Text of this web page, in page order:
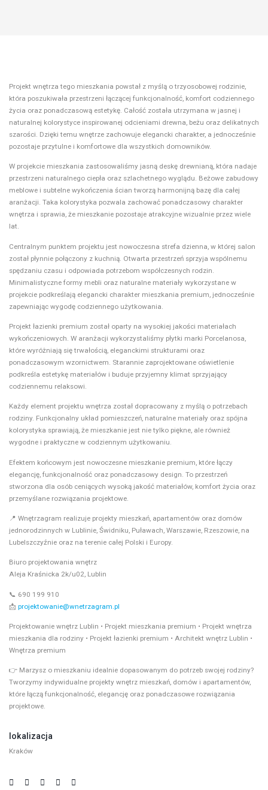
Projekt wnętrza tego mieszkania powstał z myślą o trzyosobowej rodzinie,
która poszukiwała przestrzeni łączącej funkcjonalność, komfort codziennego
życia oraz ponadczasową estetykę. Całość została utrzymana w jasnej i
naturalnej kolorystyce inspirowanej odcieniami drewna, beżu oraz delikatnych
szarości. Dzięki temu wnętrze zachowuje elegancki charakter, a jednocześnie
pozostaje przytulne i komfortowe dla wszystkich domowników.
W projekcie mieszkania zastosowaliśmy jasną deskę drewnianą, która nadaje
przestrzeni naturalnego ciepła oraz szlachetnego wyglądu. Beżowe zabudowy
meblowe i subtelne wykończenia ścian tworzą harmonijną bazę dla całej
aranżacji. Taka kolorystyka pozwala zachować ponadczasowy charakter
wnętrza i sprawia, że mieszkanie pozostaje atrakcyjne wizualnie przez wiele
lat.
Centralnym punktem projektu jest nowoczesna strefa dzienna, w której salon
został płynnie połączony z kuchnią. Otwarta przestrzeń sprzyja wspólnemu
spędzaniu czasu i odpowiada potrzebom współczesnych rodzin.
Minimalistyczne formy mebli oraz naturalne materiały wykorzystane w
projekcie podkreślają elegancki charakter mieszkania premium, jednocześnie
zapewniając wygodę codziennego użytkowania.
Projekt łazienki premium został oparty na wysokiej jakości materiałach
wykończeniowych. W aranżacji wykorzystaliśmy płytki marki Porcelanosa,
które wyróżniają się trwałością, eleganckimi strukturami oraz
ponadczasowym wzornictwem. Starannie zaprojektowane oświetlenie
podkreśla estetykę materiałów i buduje przyjemny klimat sprzyjający
codziennemu relaksowi.
Każdy element projektu wnętrza został dopracowany z myślą o potrzebach
rodziny. Funkcjonalny układ pomieszczeń, naturalne materiały oraz spójna
kolorystyka sprawiają, że mieszkanie jest nie tylko piękne, ale również
wygodne i praktyczne w codziennym użytkowaniu.
Efektem końcowym jest nowoczesne mieszkanie premium, które łączy
elegancję, funkcjonalność oraz ponadczasowy design. To przestrzeń
stworzona dla osób ceniących wysoką jakość materiałów, komfort życia oraz
przemyślane rozwiązania projektowe.
📍 Wnętrzagram realizuje projekty mieszkań, apartamentów oraz domów
jednorodzinnych w Lublinie, Świdniku, Puławach, Warszawie, Rzeszowie, na
Lubelszczyźnie oraz na terenie całej Polski i Europy.
Biuro projektowania wnętrz
Aleja Kraśnicka 2k/u02, Lublin
📞 690 199 910
📩 projektowanie@wnetrzagram.pl
Projektowanie wnętrz Lublin • Projekt mieszkania premium • Projekt wnętrza
mieszkania dla rodziny • Projekt łazienki premium • Architekt wnętrz Lublin •
Wnętrza premium
👉 Marzysz o mieszkaniu idealnie dopasowanym do potrzeb swojej rodziny?
Tworzymy indywidualne projekty wnętrz mieszkań, domów i apartamentów,
które łączą funkcjonalność, elegancję oraz ponadczasowe rozwiązania
projektowe.
lokalizacja
Kraków